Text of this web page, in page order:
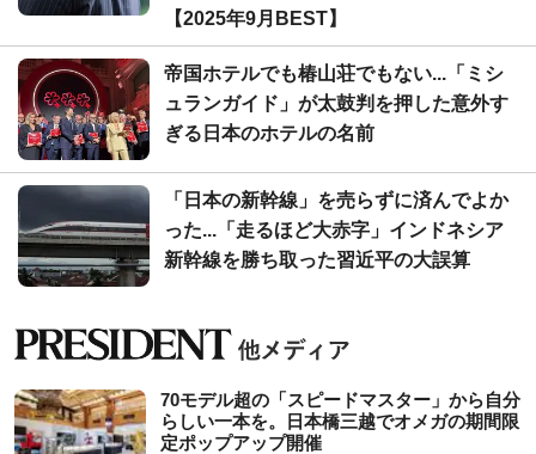
【2025年9月BEST】
帝国ホテルでも椿山荘でもない...「ミシ
ュランガイド」が太鼓判を押した意外す
ぎる日本のホテルの名前
「日本の新幹線」を売らずに済んでよか
った...「走るほど大赤字」インドネシア
新幹線を勝ち取った習近平の大誤算
70モデル超の「スピードマスター」から自分
らしい一本を。日本橋三越でオメガの期間限
定ポップアップ開催